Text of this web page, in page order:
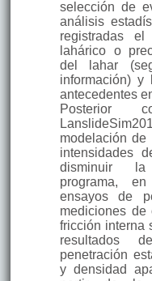
selección de
análisis
registradas
lahárico o
del lahar
información) y
antecedentes
Posterior
modelación de
intensidades
disminuir la
programa,
ensayos de
mediciones
fricción interna
resultados
penetración
y densidad